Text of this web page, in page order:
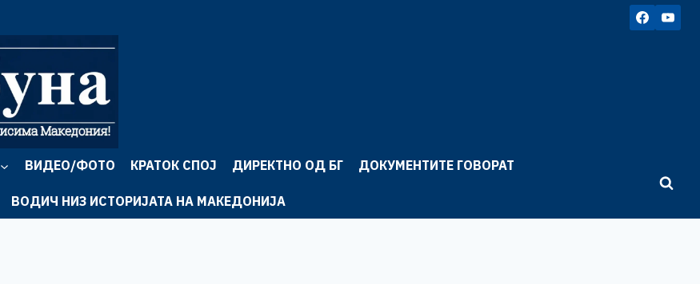
ВИДЕО/ФОТО КРАТОК СПОЈ ДИРЕКТНО ОД БГ ДОКУМЕНТИТЕ ГОВОРАТ
ВОДИЧ НИЗ ИСТОРИЈАТА НА МАКЕДОНИЈА